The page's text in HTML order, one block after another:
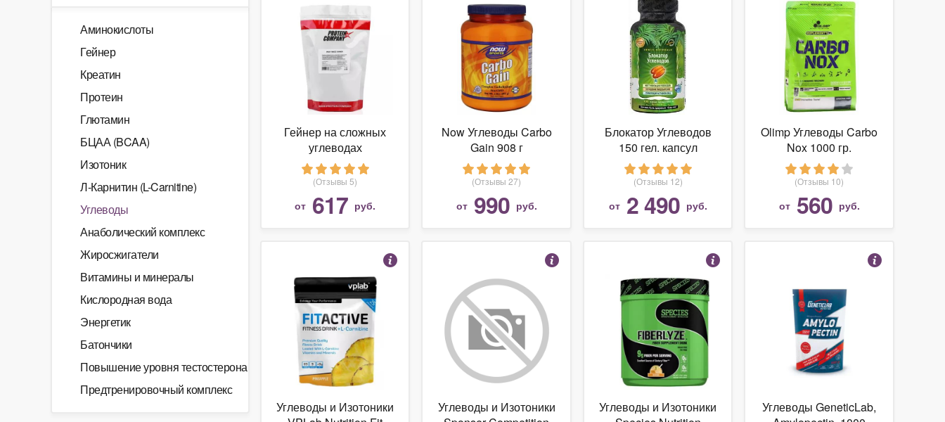
Аминокислоты
Гейнер
Креатин
Протеин
Глютамин
БЦАА (BCAA)
Изотоник
Л-Карнитин (L-Carnitine)
Углеводы
Анаболический комплекс
Жиросжигатели
Витамины и минералы
Кислородная вода
Энергетик
Батончики
Повышение уровня тестостерона
Предтренировочный комплекс
Гейнер на сложных
углеводах
PROTEIN.COMPANY
1000 гр, шоколад
(Отзывы 5)
от 617 руб.
Now Углеводы Carbo
Gain 908 г
(Отзывы 27)
от 990 руб.
Блокатор Углеводов
150 гел. капсул
(Отзывы 12)
от 2 490 руб.
Olimp Углеводы Carbo
Nox 1000 гр.
(Отзывы 10)
от 560 руб.
Углеводы и Изотоники
Углеводы и Изотоники
Углеводы и Изотоники
Углеводы GeneticLab,